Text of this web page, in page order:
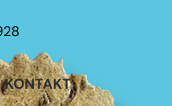
KONTAKT